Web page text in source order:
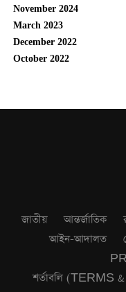
November 2024
March 2023
December 2022
October 2022
জাতীয় আন্তর্জাতিক
আইন-আদালত
শর্তাবলি